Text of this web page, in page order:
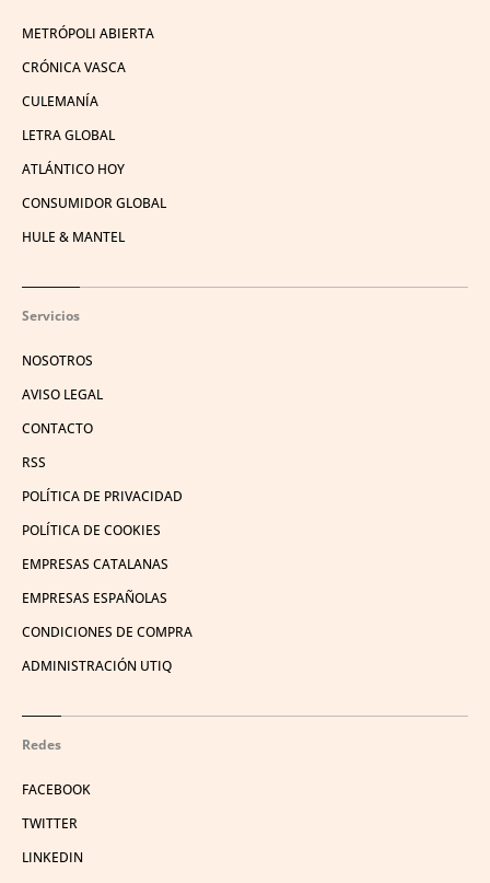
METRÓPOLI ABIERTA
CRÓNICA VASCA
CULEMANÍA
LETRA GLOBAL
ATLÁNTICO HOY
CONSUMIDOR GLOBAL
HULE & MANTEL
Servicios
NOSOTROS
AVISO LEGAL
CONTACTO
RSS
POLÍTICA DE PRIVACIDAD
POLÍTICA DE COOKIES
EMPRESAS CATALANAS
EMPRESAS ESPAÑOLAS
CONDICIONES DE COMPRA
ADMINISTRACIÓN UTIQ
Redes
FACEBOOK
TWITTER
LINKEDIN